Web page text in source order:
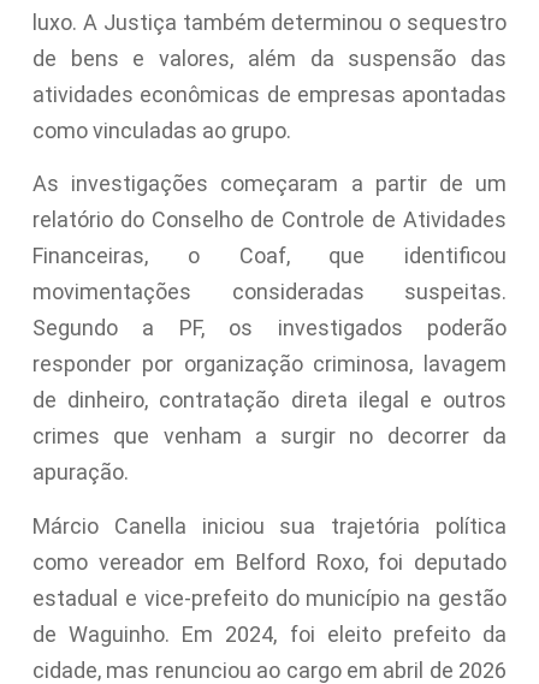
luxo. A Justiça também determinou o sequestro
de bens e valores, além da suspensão das
atividades econômicas de empresas apontadas
como vinculadas ao grupo.
As investigações começaram a partir de um
relatório do Conselho de Controle de Atividades
Financeiras, o Coaf, que identificou
movimentações consideradas suspeitas.
Segundo a PF, os investigados poderão
responder por organização criminosa, lavagem
de dinheiro, contratação direta ilegal e outros
crimes que venham a surgir no decorrer da
apuração.
Márcio Canella iniciou sua trajetória política
como vereador em Belford Roxo, foi deputado
estadual e vice-prefeito do município na gestão
de Waguinho. Em 2024, foi eleito prefeito da
cidade, mas renunciou ao cargo em abril de 2026